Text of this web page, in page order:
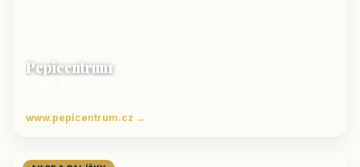
Pepicentrum
www.pepicentrum.cz →